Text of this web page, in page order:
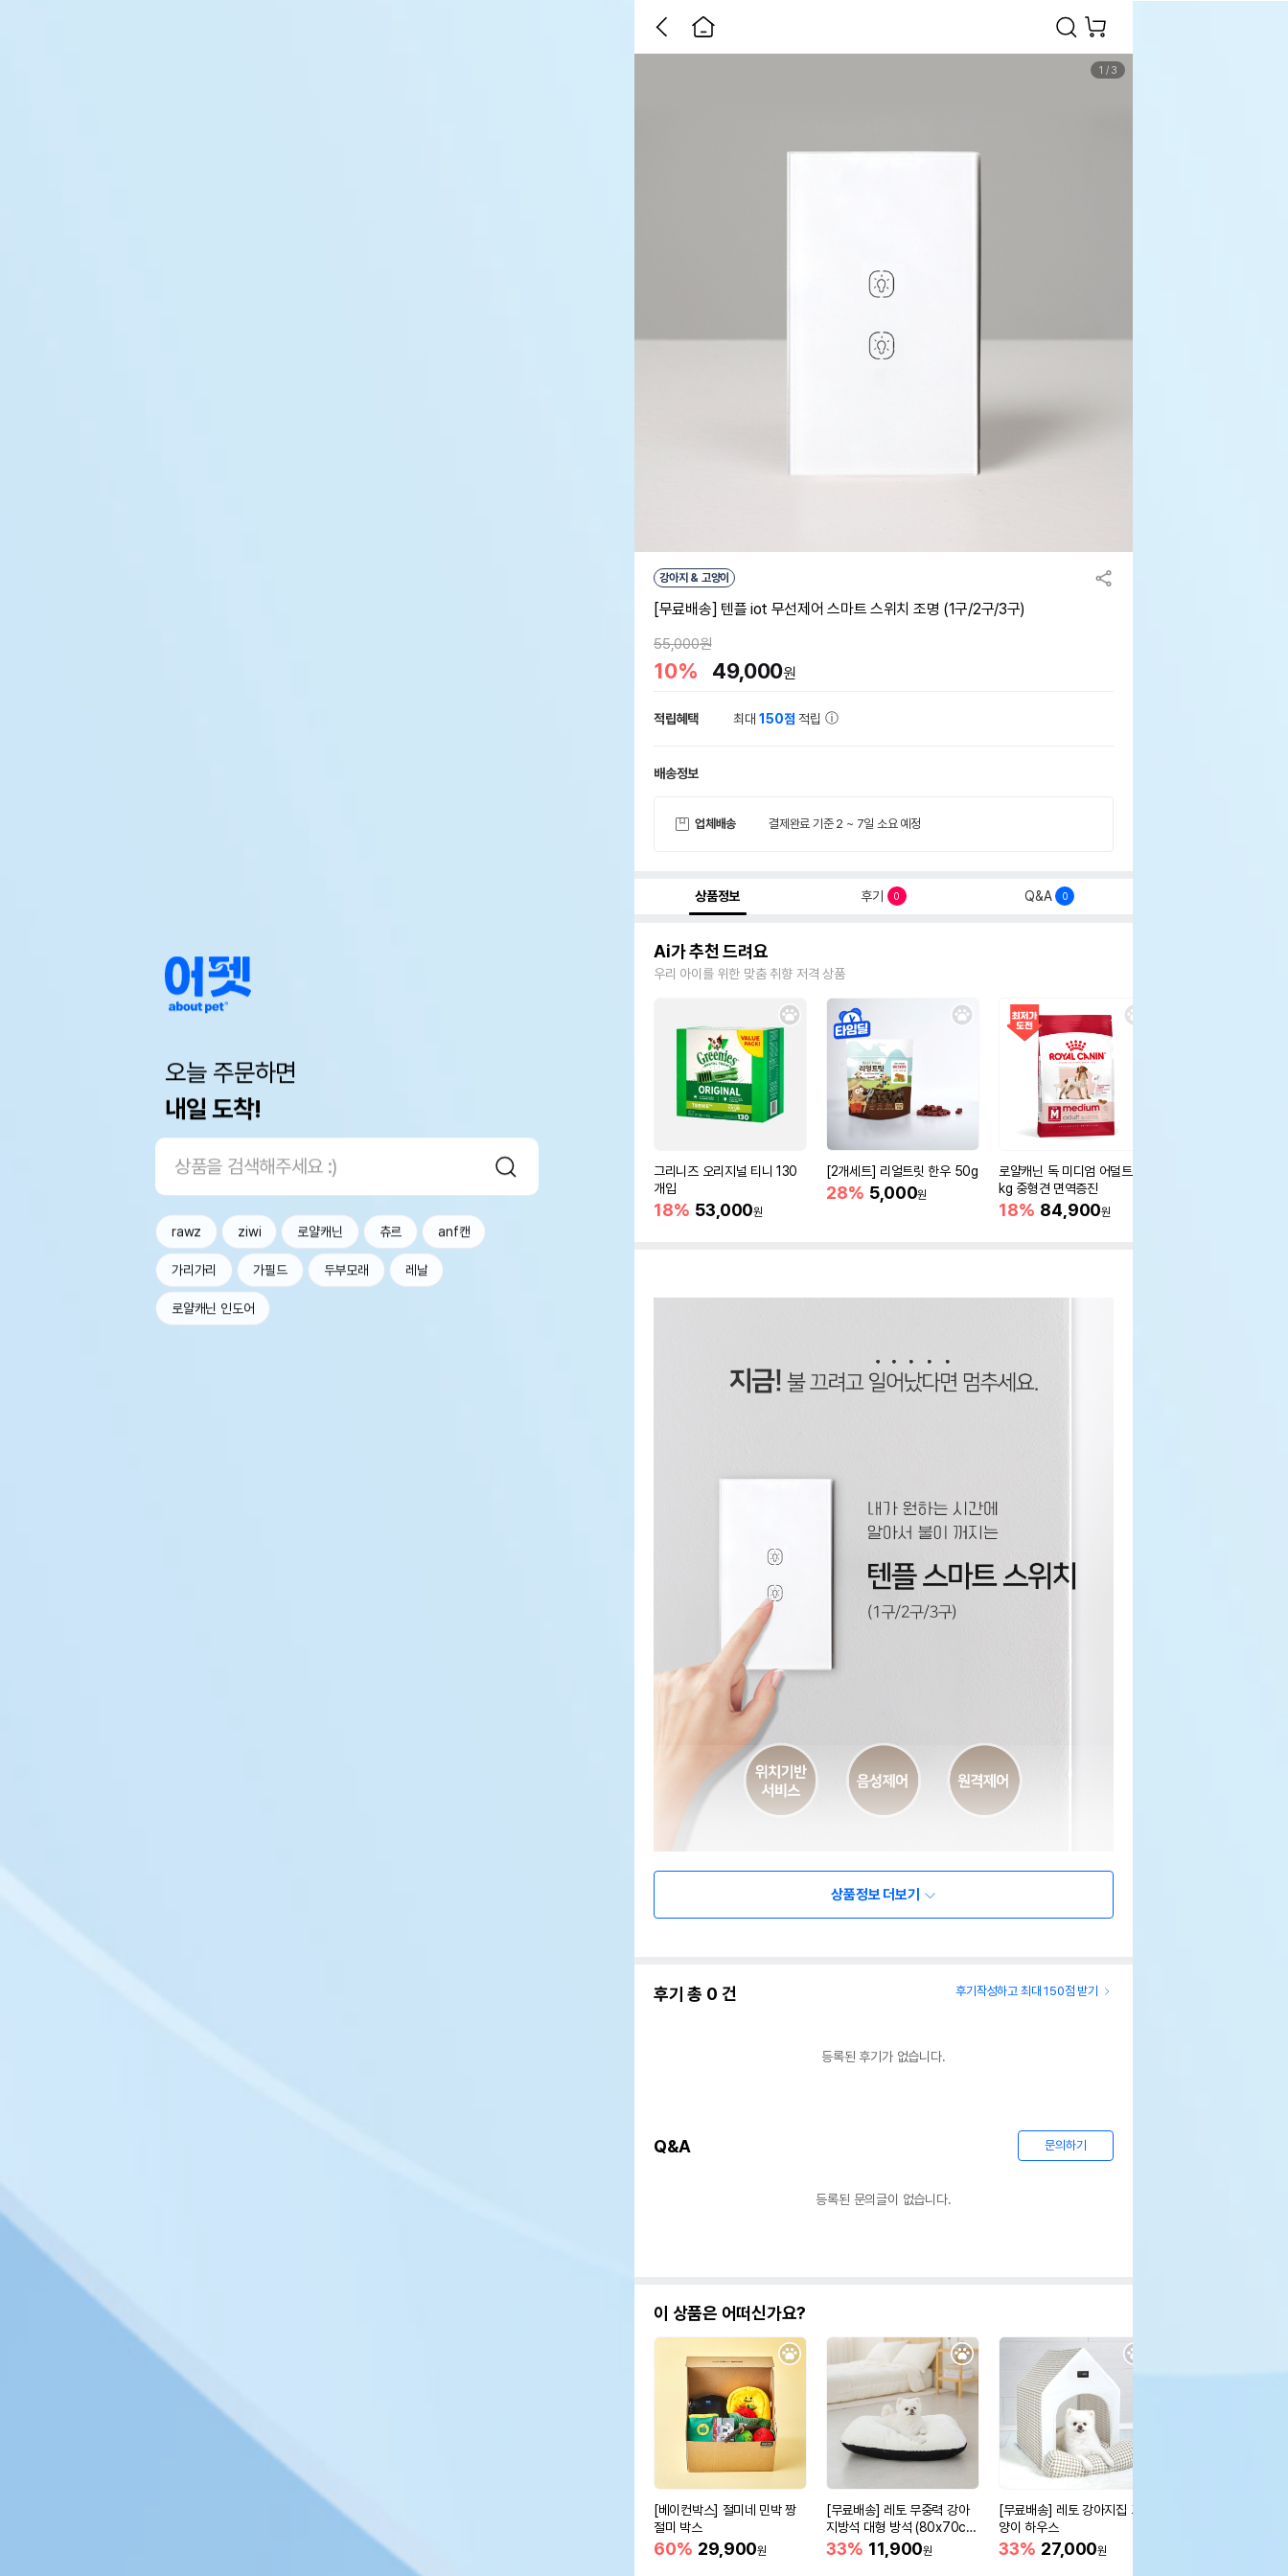
오늘 주문하면
내일 도착!
rawz ziwi 로얄캐닌 츄르 anf캔
가리가리 가필드 두부모래 레날
로얄캐닌 인도어
1 / 3
강아지 & 고양이
[무료배송] 텐플 iot 무선제어 스마트 스위치 조명 (1구/2구/3구)
55,000원
10% 49,000원
적립혜택 최대150점 적립
배송정보
업체배송 결제완료 기준 2 ~ 7일 소요 예정
상품정보 후기 0 Q&A 0
Ai가 추천 드려요
우리 아이를 위한 맞춤 취향 저격 상품
그리니즈 오리지널 티니 130
개입
18% 53,000원
[2개세트] 리얼트릿 한우 50g
28% 5,000원
로얄캐닌 독 미디엄 어덜트 10
kg 중형견 면역증진
18% 84,900원
상품정보 더보기
후기 총 0 건 후기작성하고 최대 150점 받기
등록된 후기가 없습니다.
Q&A 문의하기
등록된 문의글이 없습니다.
이 상품은 어떠신가요?
[베이컨박스] 절미네 민박 짱
절미 박스
60% 29,900원
[무료배송] 레토 무중력 강아
지방석 대형 방석 (80x70c
m)
33% 11,900원
[무료배송] 레토 강아지집 고
양이 하우스
33% 27,000원